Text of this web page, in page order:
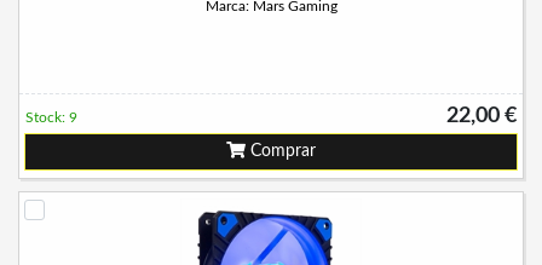
Marca: Mars Gaming
22,00 €
Stock: 9
Comprar